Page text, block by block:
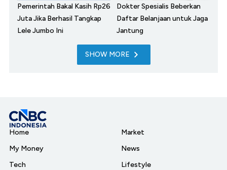
Pemerintah Bakal Kasih Rp26
Juta Jika Berhasil Tangkap
Lele Jumbo Ini
Dokter Spesialis Beberkan
Daftar Belanjaan untuk Jaga
Jantung
SHOW MORE
Home
My Money
Tech
Market
News
Lifestyle